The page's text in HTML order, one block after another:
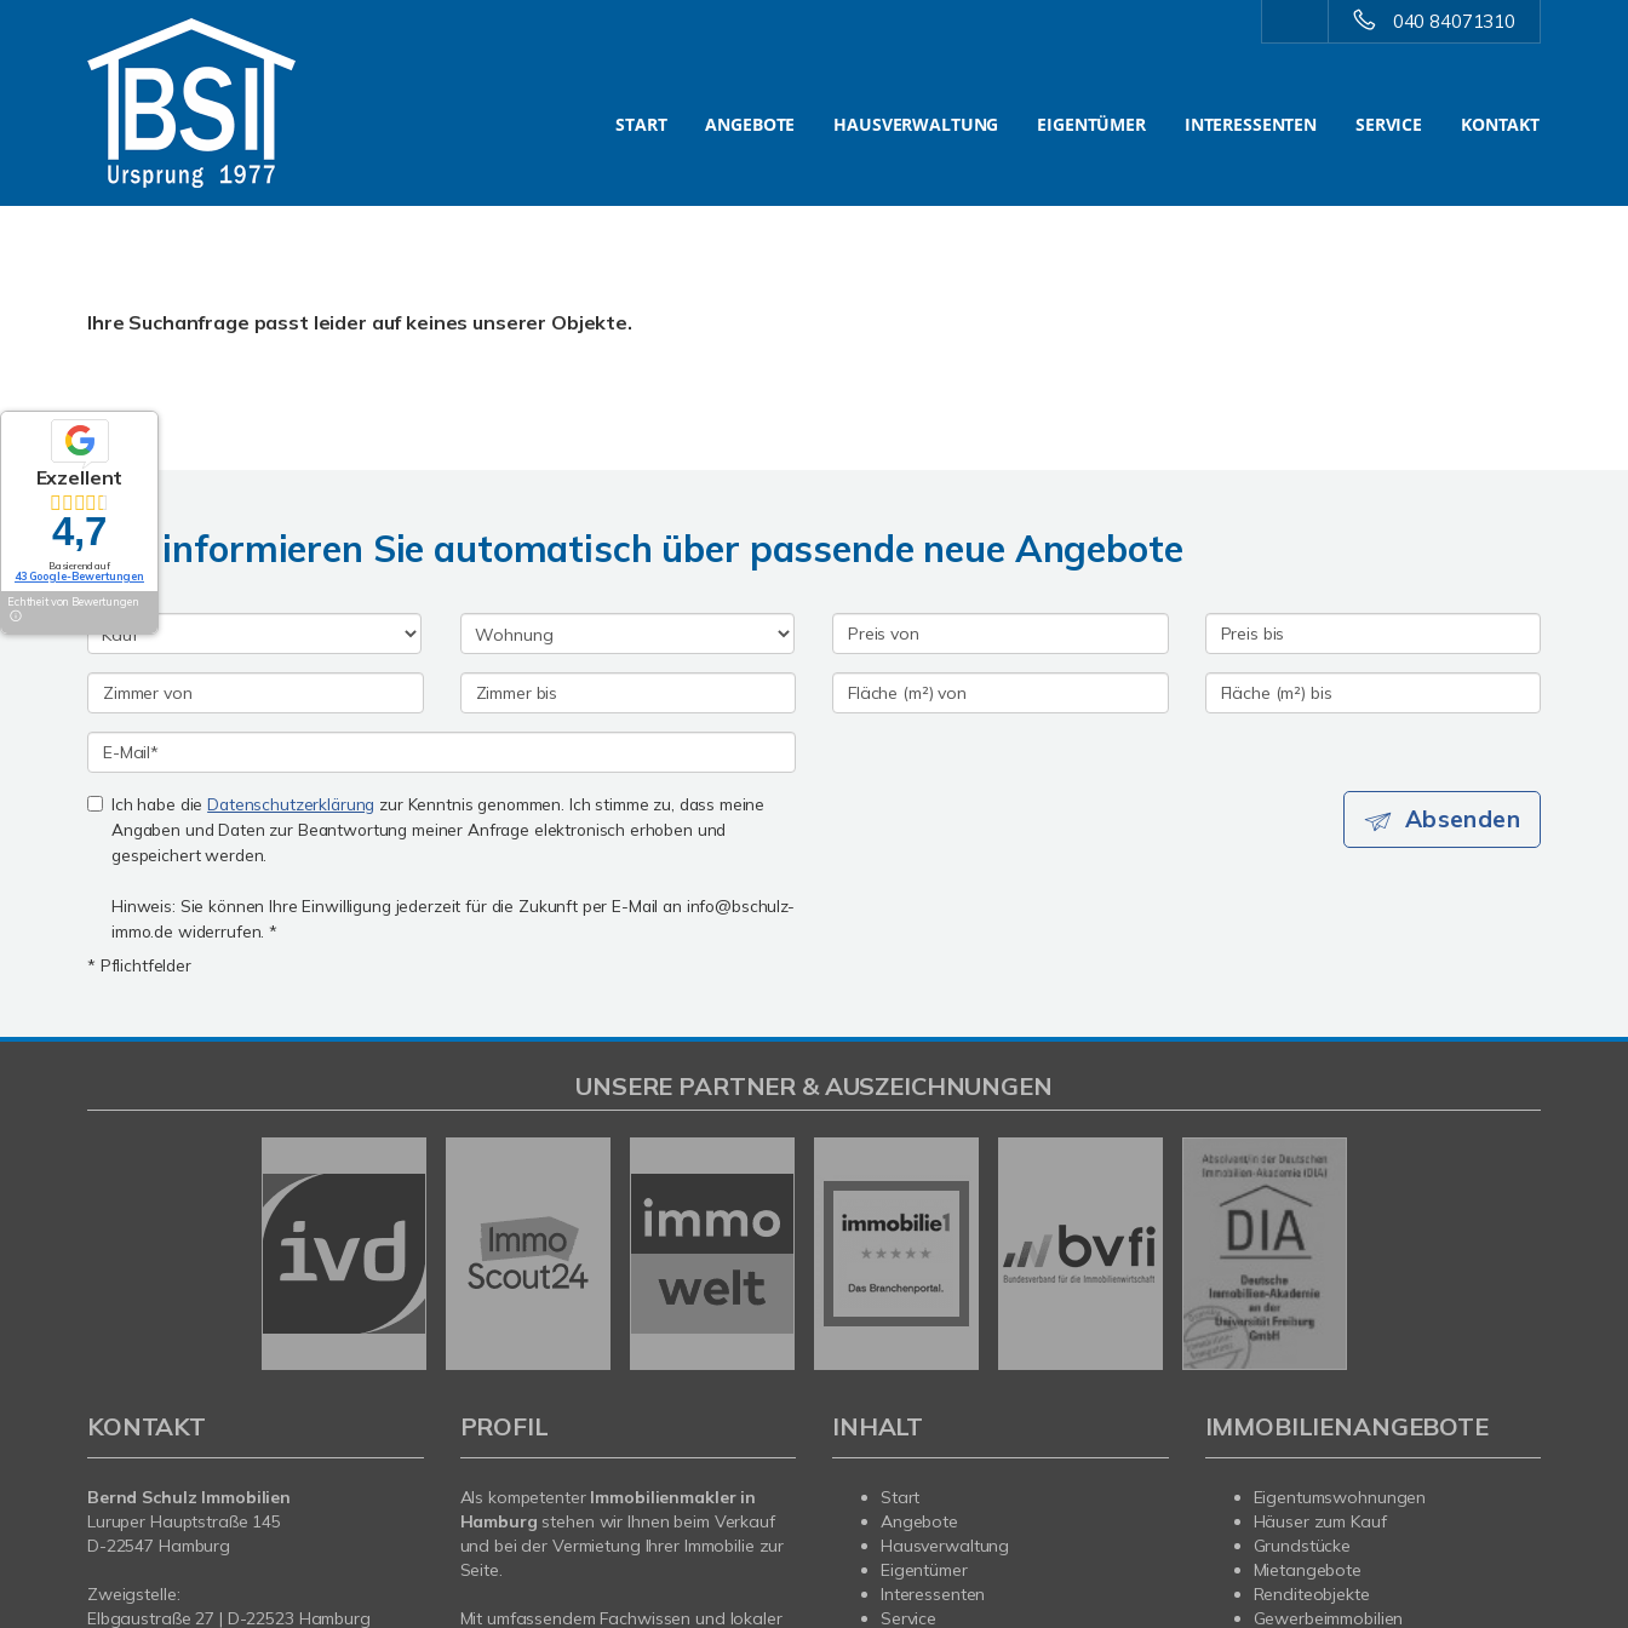
040 84071310
START ANGEBOTE HAUSVERWALTUNG EIGENTÜMER INTERESSENTEN SERVICE KONTAKT
Ihre Suchanfrage passt leider auf keines unserer Objekte.
Wir informieren Sie automatisch über passende neue Angebote
Ich habe dieDatenschutzerklärung zur Kenntnis genommen. Ich stimme zu, dass meine
Angaben und Daten zur Beantwortung meiner Anfrage elektronisch erhoben und
gespeichert werden.
Hinweis: Sie können Ihre Einwilligung jederzeit für die Zukunft per E-Mail an info@bschulz-
immo.de widerrufen. *
* Pflichtfelder
Absenden
Exzellent
4,7
Basierend auf
43 Google-Bewertungen
Echtheit von Bewertungen
UNSERE PARTNER & AUSZEICHNUNGEN
KONTAKT
Bernd Schulz Immobilien
Luruper Hauptstraße 145
D-22547 Hamburg
Zweigstelle:
Elbgaustraße 27 | D-22523 Hamburg
PROFIL
Als kompetenter Immobilienmakler in
Hamburg stehen wir Ihnen beim Verkauf
und bei der Vermietung Ihrer Immobilie zur
Seite.
Mit umfassendem Fachwissen und lokaler
INHALT
Start
Angebote
Hausverwaltung
Eigentümer
Interessenten
Service
IMMOBILIENANGEBOTE
Eigentumswohnungen
Häuser zum Kauf
Grundstücke
Mietangebote
Renditeobjekte
Gewerbeimmobilien